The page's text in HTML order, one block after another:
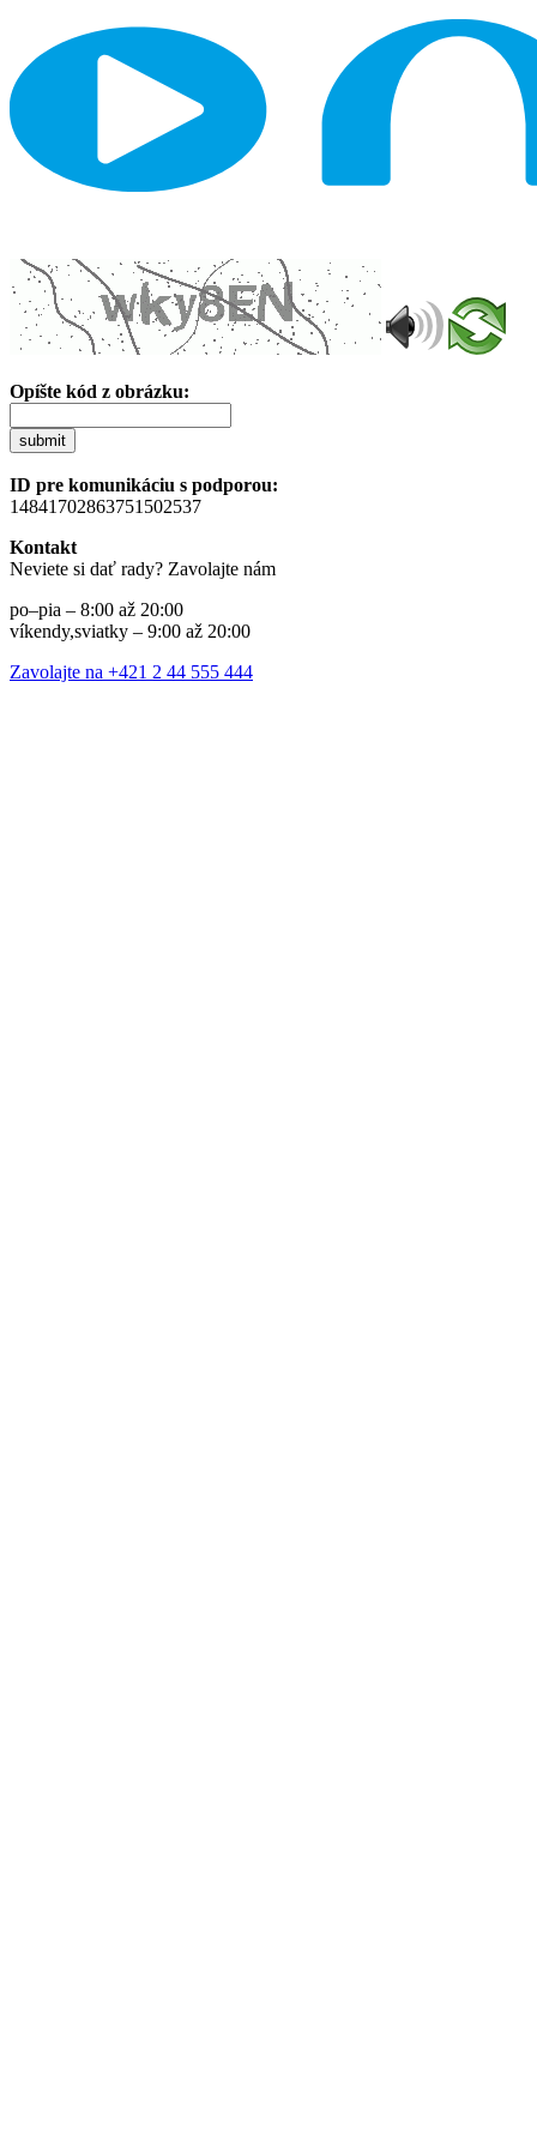
Opíšte kód z obrázku:
submit
ID pre komunikáciu s podporou:
14841702863751502537
Kontakt
Neviete si dať rady? Zavolajte nám
po–pia – 8:00 až 20:00
víkendy,sviatky – 9:00 až 20:00
Zavolajte na +421 2 44 555 444